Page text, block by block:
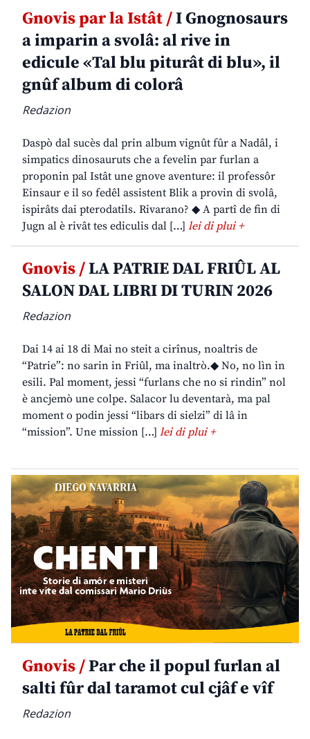
Gnovis par la Istât /I Gnognosaurs
a imparin a svolâ: al rive in
edicule «Tal blu piturât di blu», il
gnûf album di colorâ
Redazion
Daspò dal sucès dal prin album vignût fûr a Nadâl, i
simpatics dinosauruts che a fevelin par furlan a
proponin pal Istât une gnove aventure: il professôr
Einsaur e il so fedêl assistent Blik a provin di svolâ,
ispirâts dai pterodatils. Rivarano? ◆ A partî de fin di
Jugn al è rivât tes ediculis dal […] lei di plui +
Gnovis /LA PATRIE DAL FRIÛL AL
SALON DAL LIBRI DI TURIN 2026
Redazion
Dai 14 ai 18 di Mai no steit a cirînus, noaltris de
“Patrie”: no sarin in Friûl, ma inaltrò.◆ No, no lìn in
esili. Pal moment, jessi “furlans che no si rindin” nol
è ancjemò une colpe. Salacor lu deventarà, ma pal
moment o podin jessi “libars di sielzi” di lâ in
“mission”. Une mission […] lei di plui +
Gnovis /Par che il popul furlan al
salti fûr dal taramot cul cjâf e vîf
Redazion